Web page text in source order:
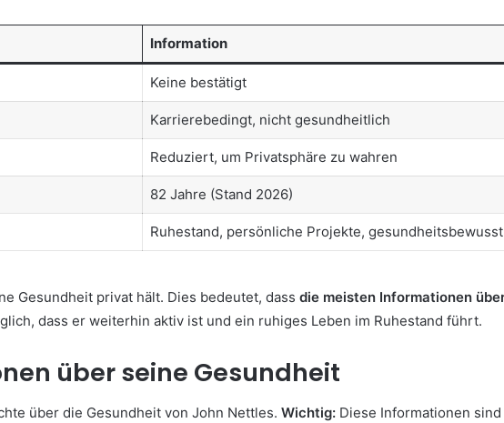
Information
Keine bestätigt
Karrierebedingt, nicht gesundheitlich
Reduziert, um Privatsphäre zu wahren
82 Jahre (Stand 2026)
Ruhestand, persönliche Projekte, gesundheitsbewusst
Gesundheit privat hält. Dies bedeutet, dass die meisten Informationen
dass er weiterhin aktiv ist und ein ruhiges Leben im Ruhestand führt.
über seine Gesundheit
über die Gesundheit von John Nettles. Wichtig: Diese Informationen